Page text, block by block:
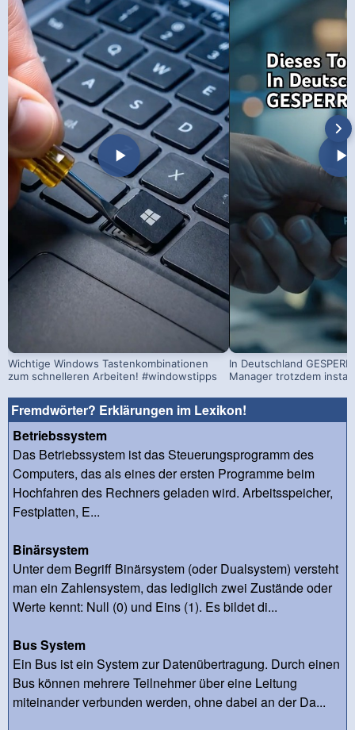
Wichtige Windows Tastenkombinationen
zum schnelleren Arbeiten! #windowstipps
In Deutschland
Manager trotzdem
Fremdwörter? Erklärungen im Lexikon!
Betriebssystem
Das Betriebssystem ist das Steuerungsprogramm des
Computers, das als eines der ersten Programme beim
Hochfahren des Rechners geladen wird. Arbeitsspeicher,
Festplatten, E...
Binärsystem
Unter dem Begriff Binärsystem (oder Dualsystem) versteht
man ein Zahlensystem, das lediglich zwei Zustände oder
Werte kennt: Null (0) und Eins (1). Es bildet di...
Bus System
Ein Bus ist ein System zur Datenübertragung. Durch einen
Bus können mehrere Teilnehmer über eine Leitung
miteinander verbunden werden, ohne dabei an der Da...